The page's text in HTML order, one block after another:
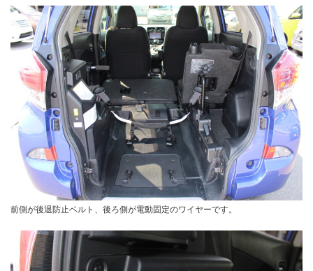
前側が後退防止ベルト、後ろ側が電動固定のワイヤーです。